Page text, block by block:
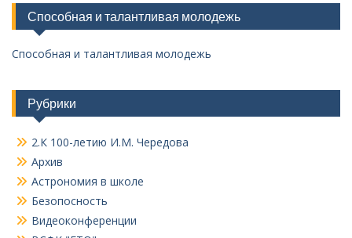
Способная и талантливая молодежь
Способная и талантливая молодежь
Рубрики
2.К 100-летию И.М. Чередова
Архив
Астрономия в школе
Безопосность
Видеоконференции